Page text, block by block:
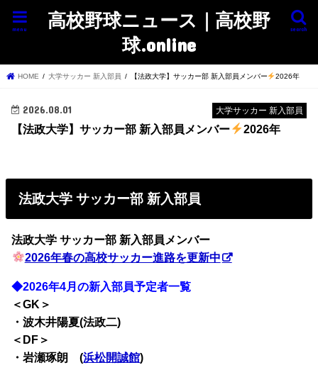
高校野球ニュース｜高校野
球.online
search
menu
HOME 大学サッカー 新入部員 【法政大学】サッカー部 新入部員メンバー 2026年
大学サッカー 新入部員
2026.08.01
【法政大学】サッカー部 新入部員メンバー 2026年
法政大学 サッカー部 新入部員
法政大学 サッカー部 新入部員メンバー
2026年春の高校サッカー進路を更新中
◆2026年4月の新入部員予定者一覧
＜GK＞
・波木井陽夏(法政二)
＜DF＞
・岩瀬琢朗 (浜松開誠館)